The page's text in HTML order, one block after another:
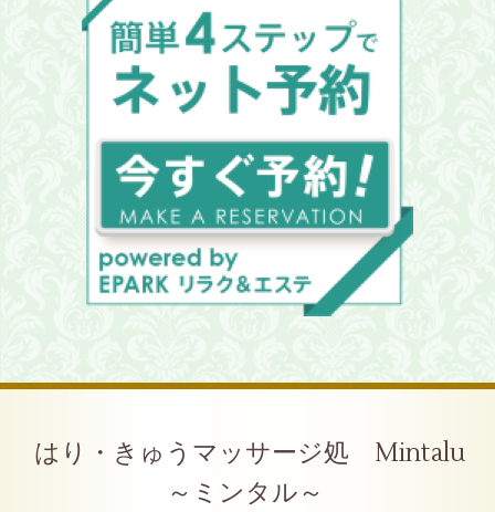
はり・きゅうマッサージ処 Mintalu
～ミンタル～